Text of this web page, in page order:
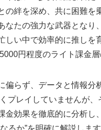
の絆を深め、共に困難を
たの強力な武器となり
しい中で効率的に推し
円程度のライト課金層
偏らず、データと情報分
プレイしていませんが
金効果を徹底的に分析し
るか”を明確に解説します